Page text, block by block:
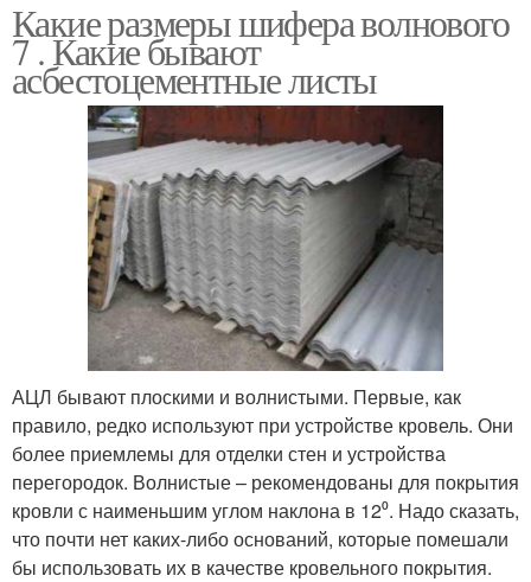
Какие размеры шифера волнового
7 . Какие бывают
асбестоцементные листы
АЦЛ бывают плоскими и волнистыми. Первые, как
правило, редко используют при устройстве кровель. Они
более приемлемы для отделки стен и устройства
перегородок. Волнистые – рекомендованы для покрытия
кровли с наименьшим углом наклона в 12⁰. Надо сказать,
что почти нет каких-либо оснований, которые помешали
бы использовать их в качестве кровельного покрытия.